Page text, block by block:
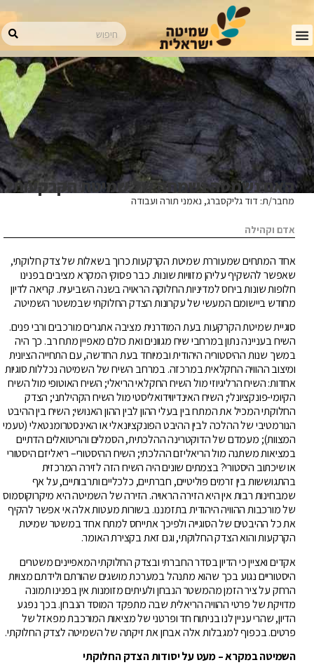
האם נשמטה נשמתה של שמיטת הקרקעות?
מחבר/ת: דוד גליקסברג, נאמני תורה ועבודה
אדם וקהילה
אחד המתחים שמעוררת שמיטת הקרקעות כרוך בשאלות של צדק חלוקתי,
שאפשר להשקיף עליהן מזוויות שונות. כבר פסוקי המקרא מציבים בפנינו
חלופות שונות ביחס למדיניות החלוקה הראויה בשנה השביעית. קריאה לדיון
מחודש ביישומם המעשי של עקרונות הצדק החלוקתי שבמשטר השמיטה.
סוגיית שמיטת הקרקעות בעת המודרנית מציבה אתגרים מורכבים ורבי פנים.
השיח בעניינה נתון במרחבי שיח מגוונים ואת כולם מאפיין מתח רב. כך היה
במשך שנות ההיסטוריה היהודית ובמיוחד בעת החדשה, עם התחייה הציונית
ומיצוב ההוויה החקלאית במרכזה. במרחב השיח של השמיטה נכללות סוגיות
אחדות: השיח הרליגיוזי מול השיח החקלאי הריאלי; השיח האוטופי מול השיח
הקיומי-פונקציונלי; השיח האינדיווידואליסטי מול השיח הקהילתני; הצדק
החלוקתי המכיל את המתח בין בעלי ההון לבין ההון האנושי; השיח בין ההיבט
הנורמטיבי של ההלכה לבין ההיבט הפונקציונאלי או האינסטרומנטאלי (טעמי
המצוות); מעמדם של הדוקטרינה ההלכתית, הסמלים והריטואלים הדתיים
במציאות משתנה מול הריאליזם ההלכתי; השיח ההיסטורי– ריאליזם היסטורי
או שיכתוב היסטורי? בצמתים שונים היה השיח הזה לזירה המרכזית
בהתגוששות בין זרמים פוליטיים, חברתיים, כלכליים ותרבותיים, על אף
שמבחינות רבות אין היא הזירה הראויה. הזירה של השמיטה היא מיקרוקוסמוס
של מורכבות ההוויה היהודית בתזמננו. בשורות מעטות אלה אי אפשר להקיף
את כל ההיבטים של הסוגייה ולפיכך אתייחס למתח אחד במשטר שמיטת
הקרקעות והוא הצדק החלוקתי, וגם זאת בקצירת האומר.
אקדים ואציין כי הדיון בסדר החברתי ובצדק החלוקתי המאפיינים משטרים
היסטוריים נגוע בכך שהוא מתנהל במערכת מושגים שהורתם ולידתם מצויות
הרחק על ציר הזמן מהמשטר הנבחן ולעיתים מזומנות אין בפנינו תמונה
מדויקת של פרטי ההוויה הריאלית שבה מתפקד המוסד הנבחן. בכך נפגע
הדיון, שהרי עניין לנו בניתוח חד ופרטני של מציאות המורכבת מפאזל של
פרטים. בכפוף למגבלות אלה אבחן את זיקתה של השמיטה לצדק החלוקתי.
השמיטה במקרא – מעט על יסודות הצדק החלוקתי